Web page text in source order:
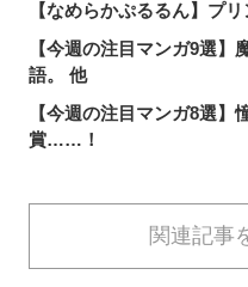
【なめらかぷるるん】プ
【今週の注目マンガ9選
語。 他
【今週の注目マンガ8選
賞……！
関連記事